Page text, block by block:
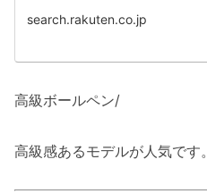
search.rakuten.co.jp
高級ボールペン/
高級感あるモデルが人気です。